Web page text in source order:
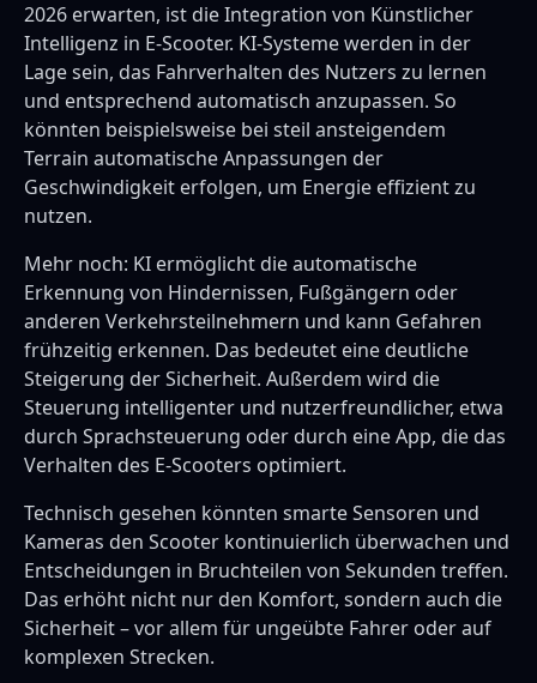
2026 erwarten, ist die Integration von Künstlicher
Intelligenz in E-Scooter. KI-Systeme werden in der
Lage sein, das Fahrverhalten des Nutzers zu lernen
und entsprechend automatisch anzupassen. So
könnten beispielsweise bei steil ansteigendem
Terrain automatische Anpassungen der
Geschwindigkeit erfolgen, um Energie effizient zu
nutzen.
Mehr noch: KI ermöglicht die automatische
Erkennung von Hindernissen, Fußgängern oder
anderen Verkehrsteilnehmern und kann Gefahren
frühzeitig erkennen. Das bedeutet eine deutliche
Steigerung der Sicherheit. Außerdem wird die
Steuerung intelligenter und nutzerfreundlicher, etwa
durch Sprachsteuerung oder durch eine App, die das
Verhalten des E-Scooters optimiert.
Technisch gesehen könnten smarte Sensoren und
Kameras den Scooter kontinuierlich überwachen und
Entscheidungen in Bruchteilen von Sekunden treffen.
Das erhöht nicht nur den Komfort, sondern auch die
Sicherheit – vor allem für ungeübte Fahrer oder auf
komplexen Strecken.